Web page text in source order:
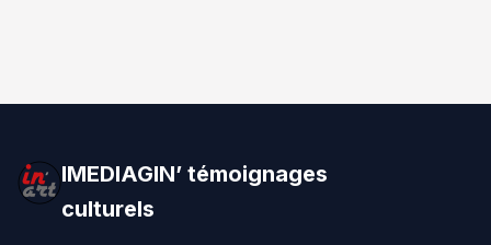
IMEDIAGIN’ témoignages
culturels